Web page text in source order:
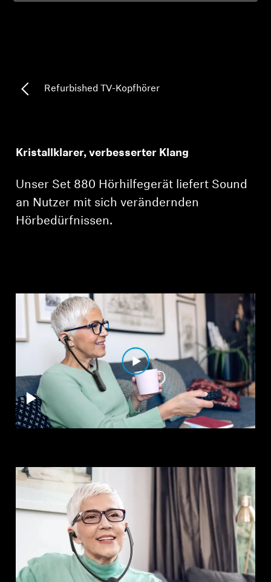
Refurbished TV-Kopfhörer
Kristallklarer, verbesserter Klang
Unser Set 880 Hörhilfegerät liefert Sound
an Nutzer mit sich verändernden
Hörbedürfnissen.